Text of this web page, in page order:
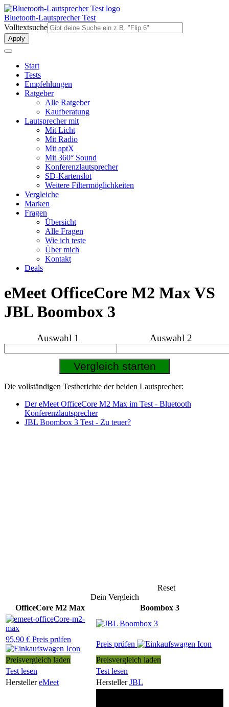
Direkt
zum
Inhalt
Bluetooth-Lautsprecher Test
Volltextsuche
Start
Tests
Empfehlungen
Ratgeber
Alle Ratgeber
Kaufberatung
Lautsprecher mit
Mit Licht
Mit Radio
Mit aptX
Mit 360° Sound
Konferenzlautsprecher
SD-Kartenslot
Weitere Filtermöglichkeiten
Vergleiche
Marken
Fragen
Übersicht
Alle Fragen
Wie ich teste
Über mich
Kontakt
Deals
eMeet OfficeCore M2 Max VS
JBL Boombox 3
Auswahl 1 Auswahl 2
Die vollständigen Testberichte der beiden Lautsprecher:
Der eMeet OfficeCore M2 Max im Test - Bluetooth
Konferenzlautsprecher
JBL Boombox 3 Test - Zu teuer?
Reset
Dein Vergleich
OfficeCore M2 Max
Boombox 3
95,90 € Preis prüfen
Preis prüfen
Preisvergleich laden
Preisvergleich laden
Test lesen
Test lesen
Hersteller eMeet Hersteller JBL